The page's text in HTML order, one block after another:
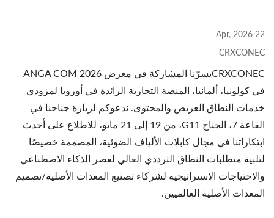
22 Apr, 2026
CRXCONEC
CRXCONECيسرّنا المشاركة في معرض ANGA COM 2026
في كولونيا، ألمانيا، المنصة التجارية الرائدة في أوروبا لمزودي
خدمات النطاق العريض والمحتوى. ندعوكم لزيارة جناحنا في
القاعة 7، الجناح G11، من 19 إلى 21 مايو، للاطلاع على أحدث
ابتكاراتنا في مجال كابلات الألياف الضوئية، المصممة خصيصًا
لتلبية متطلبات النطاق الترددي العالي لعصر الذكاء الاصطناعي
والاحتياجات الاستراتيجية لشركاء تصنيع المعدات الأصلية/تصميم
المعدات الأصلية العالميين.